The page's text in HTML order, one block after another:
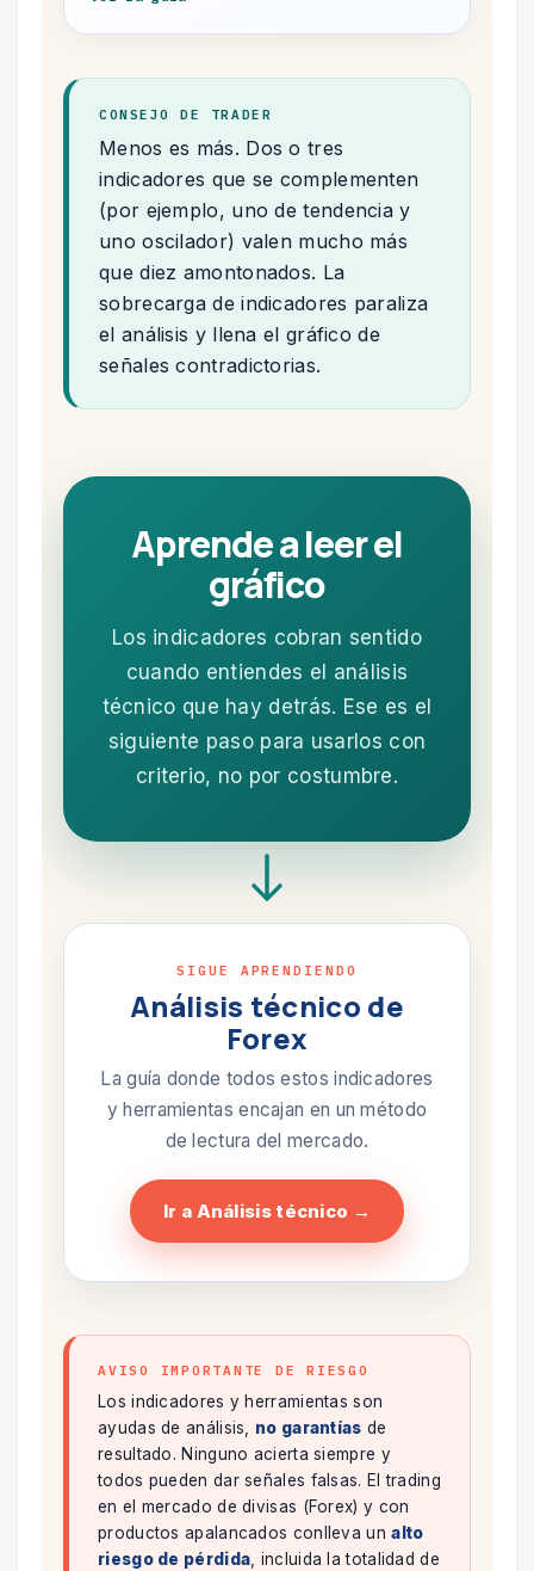
CONSEJO DE TRADER
Menos es más. Dos o tres
indicadores que se complementen
(por ejemplo, uno de tendencia y
uno oscilador) valen mucho más
que diez amontonados. La
sobrecarga de indicadores paraliza
el análisis y llena el gráfico de
señales contradictorias.
Aprende a leer el
gráfico
Los indicadores cobran sentido
cuando entiendes el análisis
técnico que hay detrás. Ese es el
siguiente paso para usarlos con
criterio, no por costumbre.
SIGUE APRENDIENDO
Análisis técnico de
Forex
La guía donde todos estos indicadores
y herramientas encajan en un método
de lectura del mercado.
Ir a Análisis técnico →
AVISO IMPORTANTE DE RIESGO
Los indicadores y herramientas son
ayudas de análisis, no garantías de
resultado. Ninguno acierta siempre y
todos pueden dar señales falsas. El trading
en el mercado de divisas (Forex) y con
productos apalancados conlleva unalto
riesgo de pérdida , incluida la totalidad de